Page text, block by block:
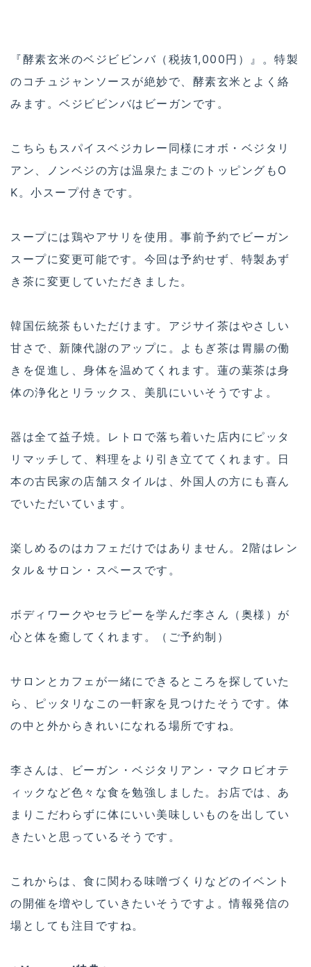
『酵素玄米のベジビビンバ（税抜1,000円）』。特製
のコチュジャンソースが絶妙で、酵素玄米とよく絡
みます。ベジビビンバはビーガンです。
こちらもスパイスベジカレー同様にオボ・ベジタリ
アン、ノンベジの方は温泉たまごのトッピングもO
K。小スープ付きです。
スープには鶏やアサリを使用。事前予約でビーガン
スープに変更可能です。今回は予約せず、特製あず
き茶に変更していただきました。
韓国伝統茶もいただけます。アジサイ茶はやさしい
甘さで、新陳代謝のアップに。よもぎ茶は胃腸の働
きを促進し、身体を温めてくれます。蓮の葉茶は身
体の浄化とリラックス、美肌にいいそうですよ。
器は全て益子焼。レトロで落ち着いた店内にピッタ
リマッチして、料理をより引き立ててくれます。日
本の古民家の店舗スタイルは、外国人の方にも喜ん
でいただいています。
楽しめるのはカフェだけではありません。2階はレン
タル＆サロン・スペースです。
ボディワークやセラピーを学んだ李さん（奥様）が
心と体を癒してくれます。（ご予約制）
サロンとカフェが一緒にできるところを探していた
ら、ピッタリなこの一軒家を見つけたそうです。体
の中と外からきれいになれる場所ですね。
李さんは、ビーガン・ベジタリアン・マクロビオテ
ィックなど色々な食を勉強しました。お店では、あ
まりこだわらずに体にいい美味しいものを出してい
きたいと思っているそうです。
これからは、食に関わる味噌づくりなどのイベント
の開催を増やしていきたいそうですよ。情報発信の
場としても注目ですね。